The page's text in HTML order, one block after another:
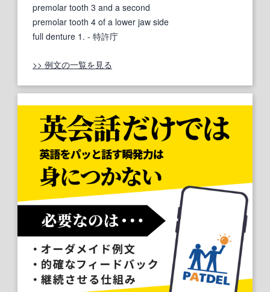
premolar tooth 3 and a second
premolar tooth 4 of a lower jaw side
full denture 1. - 特許庁
>> 例文の一覧を見る